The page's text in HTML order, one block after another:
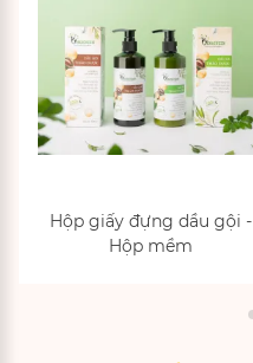
Hộp giấy đựng bánh kẹo -
Hộp mềm